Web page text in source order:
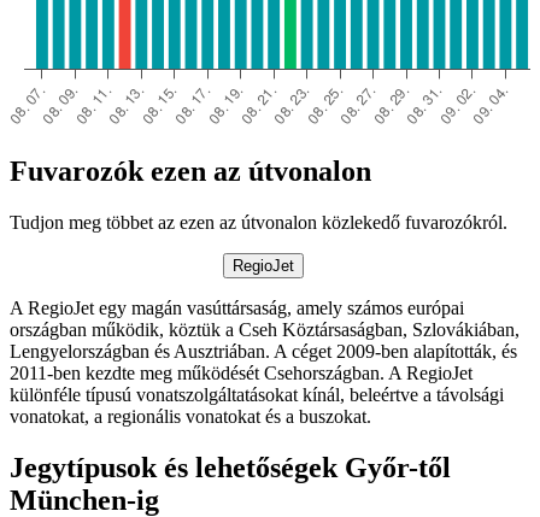
Fuvarozók ezen az útvonalon
Tudjon meg többet az ezen az útvonalon közlekedő fuvarozókról.
RegioJet
A RegioJet egy magán vasúttársaság, amely számos európai
országban működik, köztük a Cseh Köztársaságban, Szlovákiában,
Lengyelországban és Ausztriában. A céget 2009-ben alapították, és
2011-ben kezdte meg működését Csehországban. A RegioJet
különféle típusú vonatszolgáltatásokat kínál, beleértve a távolsági
vonatokat, a regionális vonatokat és a buszokat.
Jegytípusok és lehetőségek Győr-től
München-ig